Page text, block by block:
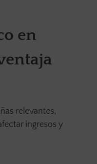
en
relevantes,
ingresos y